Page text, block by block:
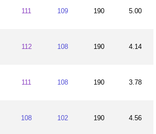
2019~2020 아틀레티코 마드리드(임대)
111 109 190 5.00
112 108 190 4.14
111 108 190 3.78
108 102 190 4.56